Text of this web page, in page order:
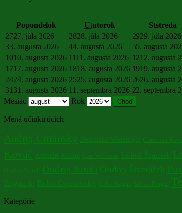
Popondelok Ututorok Ststreda
2727. júla 2026 2828. júla 2026 2929. júla 2026
33. augusta 2026 44. augusta 2026 55. augusta
1010. augusta 2026 11 11. augusta 2026 1212. augusta
1717. augusta 2026 1818. augusta 2026 1919. augusta
2424. augusta 2026 2525. augusta 2026 2626. augusta
31 31. augusta 2026 1 1. septembra 2026 22. septembra
Mesiac
Rok
Mená učinkujúcich
Andrej Urminský Bernhard Wiesinger Christian
Kováč Kristián Kuruc Lori Williams Luboš Šrámek
Ondrej Botek Ondrej Juraši Ondrej Štveráček
Ragan jr. Robo Opatovský Robo Ragan Silvio Berger
Kategórie